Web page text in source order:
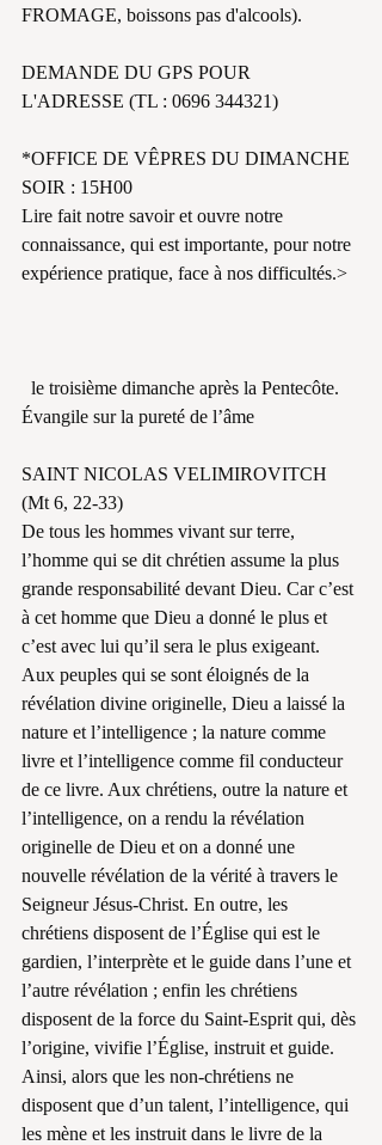
FROMAGE, boissons pas d'alcools).
DEMANDE DU GPS POUR
L'ADRESSE (TL : 0696 344321)
*OFFICE DE VÊPRES DU DIMANCHE
SOIR : 15H00
Lire fait notre savoir et ouvre notre
connaissance, qui est importante, pour notre
expérience pratique, face à nos difficultés.>
Évangile sur la pureté de l’âme
SAINT NICOLAS VELIMIROVITCH
(Mt 6, 22-33)
De tous les hommes vivant sur terre,
l’homme qui se dit chrétien assume la plus
grande responsabilité devant Dieu. Car c’est
à cet homme que Dieu a donné le plus et
c’est avec lui qu’il sera le plus exigeant.
Aux peuples qui se sont éloignés de la
révélation divine originelle, Dieu a laissé la
nature et l’intelligence ; la nature comme
livre et l’intelligence comme fil conducteur
de ce livre. Aux chrétiens, outre la nature et
l’intelligence, on a rendu la révélation
originelle de Dieu et on a donné une
nouvelle révélation de la vérité à travers le
Seigneur Jésus-Christ. En outre, les
chrétiens disposent de l’Église qui est le
gardien, l’interprète et le guide dans l’une et
l’autre révélation ; enfin les chrétiens
disposent de la force du Saint-Esprit qui, dès
l’origine, vivifie l’Église, instruit et guide.
Ainsi, alors que les non-chrétiens ne
disposent que d’un talent, l’intelligence, qui
les mène et les instruit dans le livre de la